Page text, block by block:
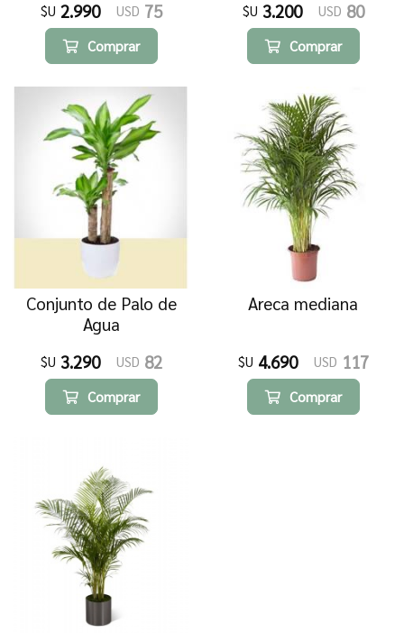
$U 2.990 USD 75
Comprar
$U 3.200 USD 80
Comprar
Conjunto de Palo de
Agua
$U 3.290 USD 82
Comprar
Areca mediana
$U 4.690 USD 117
Comprar